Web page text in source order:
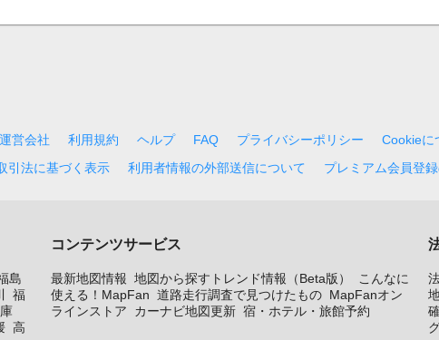
運営会社 利用規約 ヘルプ FAQ プライバシーポリシー
Cookieに
引法に基づく表示 利用者情報の外部送信について プレミアム会員登
島
福
高
コンテンツサービス
最新地図情報 地図から探すトレンド情報（Beta版）
こんなに
使える！MapFan 道路走行調査で見つけたもの MapFanオン
ラインストア
カーナビ地図更新 宿・ホテル・旅館予約